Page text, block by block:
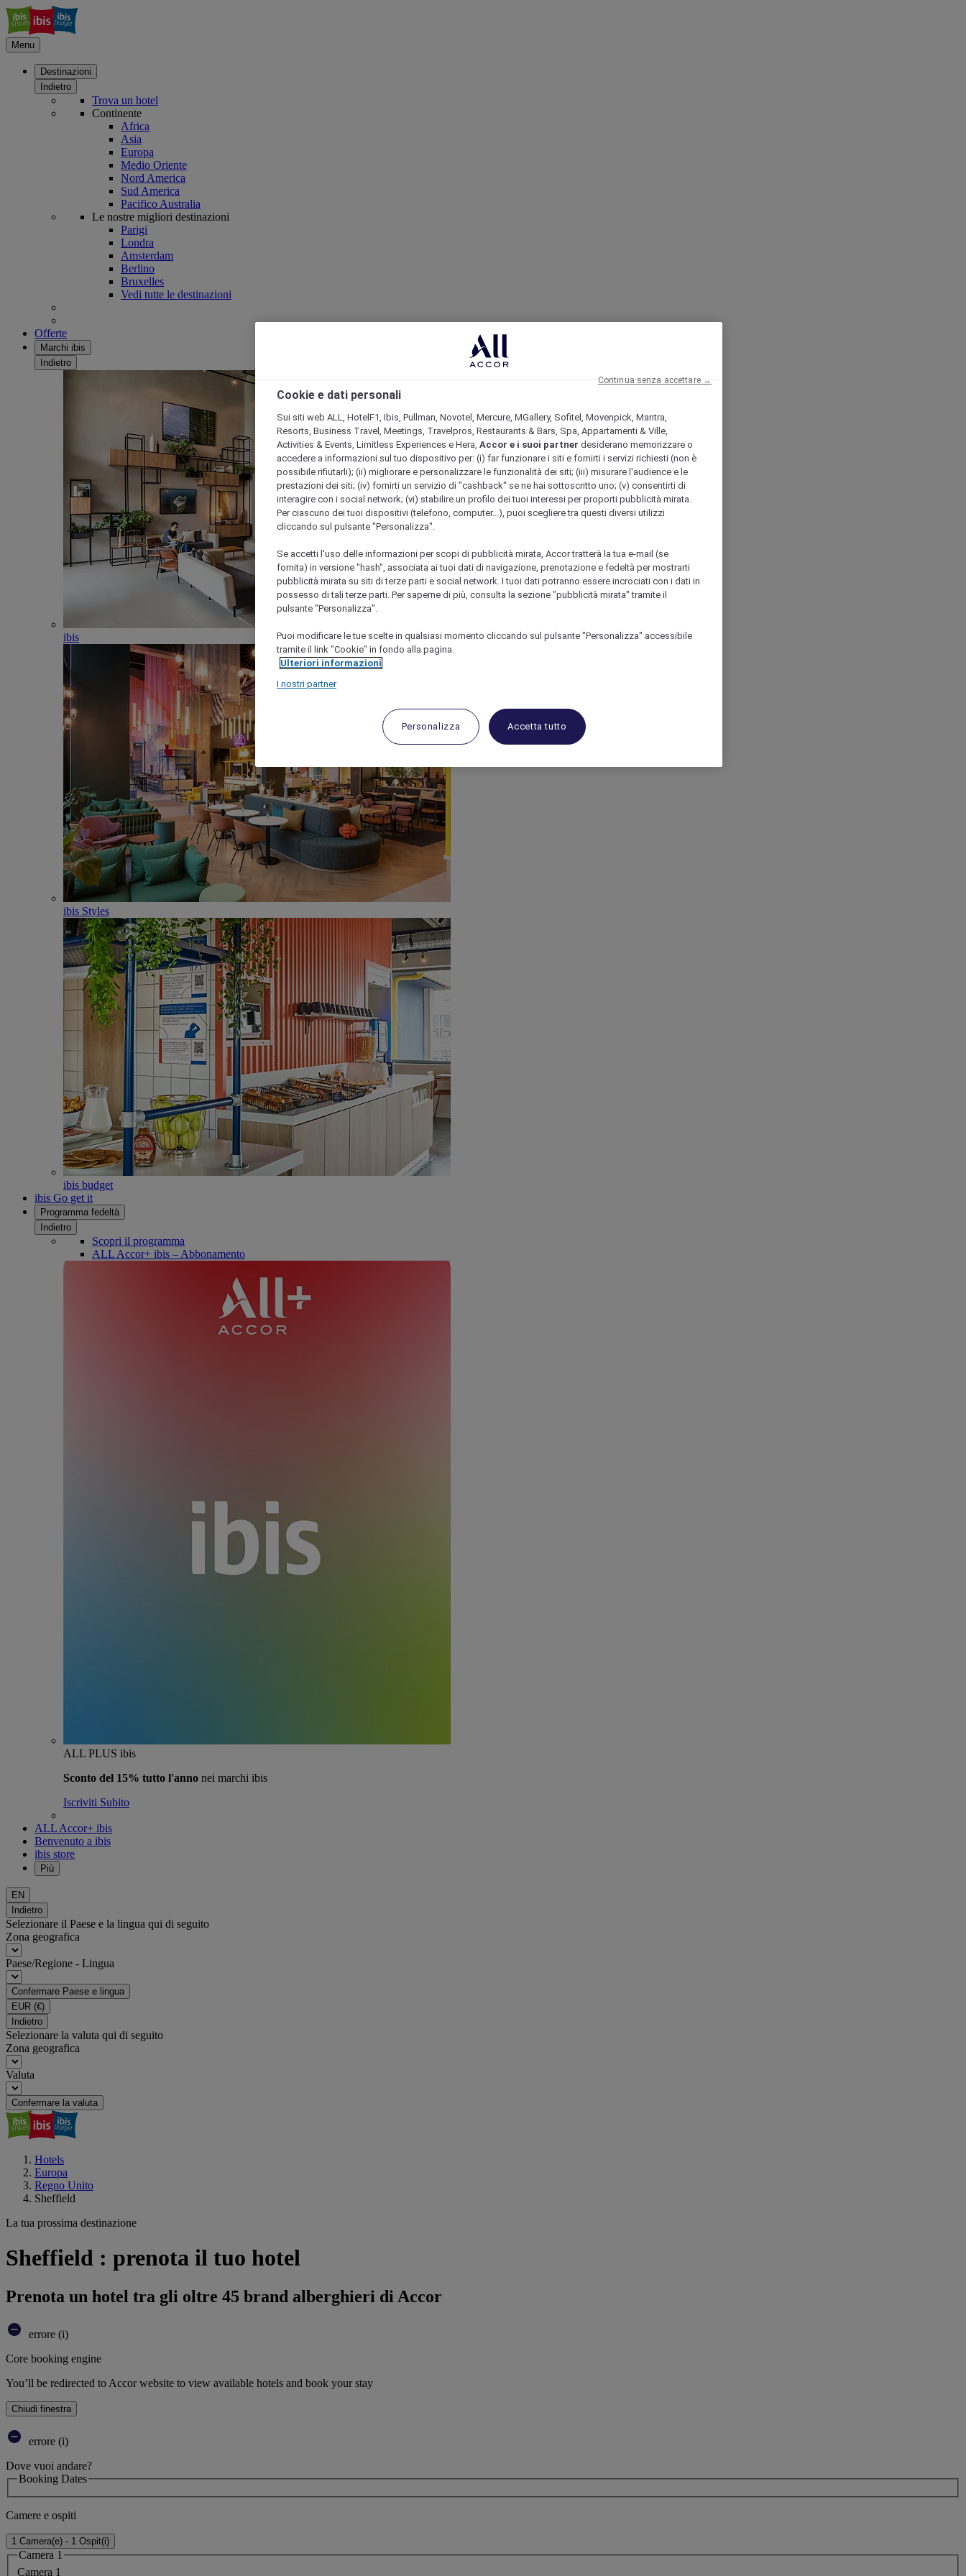
Menu
Destinazioni
Indietro
Trova un hotel
Continente
Africa
Asia
Europa
Medio Oriente
Nord America
Sud America
Pacifico Australia
Le nostre migliori destinazioni
Parigi
Londra
Amsterdam
Berlino
Bruxelles
Vedi tutte le destinazioni
Offerte
Marchi ibis
Indietro
ibis
ibis Styles
ibis budget
ibis Go get it
Programma fedeltà
Indietro
Scopri il programma
ALL Accor+ ibis – Abbonamento
ALL PLUS ibis
Sconto del 15% tutto l'anno nei marchi ibis
Iscriviti Subito
ALL Accor+ ibis
Benvenuto a ibis
ibis store
Più
EN
Indietro
Selezionare il Paese e la lingua qui di seguito
Zona geografica
Paese/Regione - Lingua
Confermare Paese e lingua
EUR (€)
Indietro
Selezionare la valuta qui di seguito
Zona geografica
Valuta
Confermare la valuta
Hotels
Europa
Regno Unito
Sheffield
La tua prossima destinazione
Sheffield : prenota il tuo hotel
Prenota un hotel tra gli oltre 45 brand alberghieri di Accor
errore (i)
Core booking engine
You’ll be redirected to Accor website to view available hotels and book your stay
Chiudi finestra
errore (i)
Dove vuoi andare?
Booking Dates
Camere e ospiti
1 Camera(e) - 1 Ospit(i)
Camera 1
Camera 1
Cookie e dati personali
Sui siti web ALL, HotelF1, Ibis, Pullman, Novotel, Mercure, MGallery, Sofitel, Movenpick, Mantra,
Resorts, Business Travel, Meetings, Travelpros, Restaurants & Bars, Spa, Appartamenti & Ville,
Activities & Events, Limitless Experiences e Hera, Accor e i suoi partner desiderano memorizzare o
accedere a informazioni sul tuo dispositivo per: (i) far funzionare i siti e fornirti i servizi richiesti (non è
possibile rifiutarli); (ii) migliorare e personalizzare le funzionalità dei siti; (iii) misurare l'audience e le
prestazioni dei siti; (iv) fornirti un servizio di "cashback" se ne hai sottoscritto uno; (v) consentirti di
interagire con i social network; (vi) stabilire un profilo dei tuoi interessi per proporti pubblicità mirata.
Per ciascuno dei tuoi dispositivi (telefono, computer...), puoi scegliere tra questi diversi utilizzi
cliccando sul pulsante "Personalizza".
Se accetti l'uso delle informazioni per scopi di pubblicità mirata, Accor tratterà la tua e-mail (se
fornita) in versione "hash", associata ai tuoi dati di navigazione, prenotazione e fedeltà per mostrarti
pubblicità mirata su siti di terze parti e social network. I tuoi dati potranno essere incrociati con i dati in
possesso di tali terze parti. Per saperne di più, consulta la sezione "pubblicità mirata" tramite il
pulsante "Personalizza".
Puoi modificare le tue scelte in qualsiasi momento cliccando sul pulsante "Personalizza" accessibile
tramite il link "Cookie" in fondo alla pagina.
Ulteriori informazioni
I nostri partner
Personalizza Accetta tutto
Continua senza accettare →